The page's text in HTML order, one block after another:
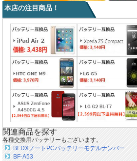
本店の注目商品！
関連商品を探す
各種交換用バッテリーもございます。
BFDXノートPCバッテリーモデルナンバー
BF-A53